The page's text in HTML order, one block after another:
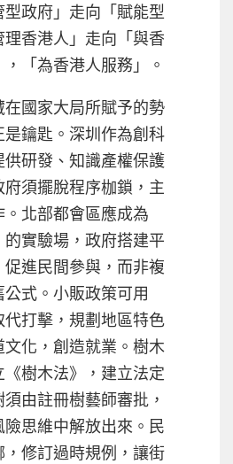
政府」走向「賦能型
香港人」走向「與香
「為香港人服務」。
國家大局所賦予的勢
鑰匙。深圳作為創科
研發、知識產權保護
須擺脫程序枷鎖，主
北部都會區應成為
的實驗場，政府搭建平
進民間參與，而非複
式。小販政策可用
代打擊，規劃地區特色
化，創造就業。樹木
樹木法》，建立法定
由註冊樹藝師審批，
思維中解放出來。民
修訂過時規例，讓街